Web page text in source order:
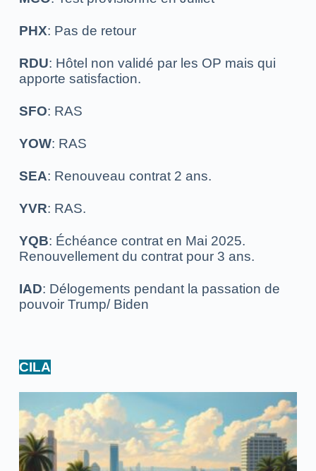
PHX: Pas de retour
RDU: Hôtel non validé par les OP mais qui
apporte satisfaction.
SFO: RAS
YOW: RAS
SEA: Renouveau contrat 2 ans.
YVR: RAS.
YQB: Échéance contrat en Mai 2025.
Renouvellement du contrat pour 3 ans.
IAD: Délogements pendant la passation de
pouvoir Trump/ Biden
CILA